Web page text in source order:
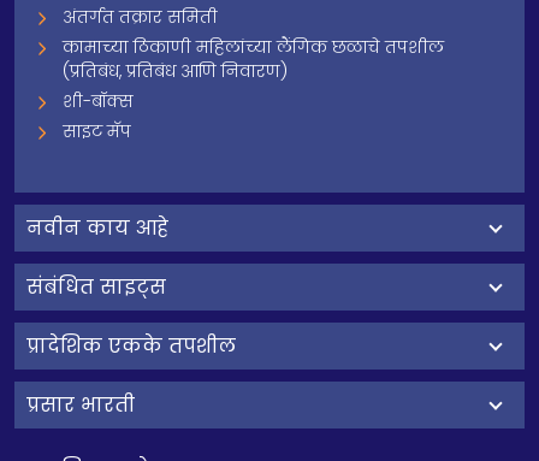
अंतर्गत तक्रार समिती
कामाच्या ठिकाणी महिलांच्या लैंगिक छळाचे तपशील
(प्रतिबंध, प्रतिबंध आणि निवारण)
शी-बॉक्स
साइट मॅप
नवीन काय आहे
संबंधित साइट्स
प्रादेशिक एकके तपशील
प्रसार भारती